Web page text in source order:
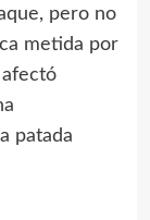
pero no
metida por
patada